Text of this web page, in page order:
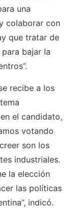
una
colaborar con
que tratar de
bajar la
recibe a los
el candidato,
votando
son los
industriales.
la elección
las políticas
indicó.